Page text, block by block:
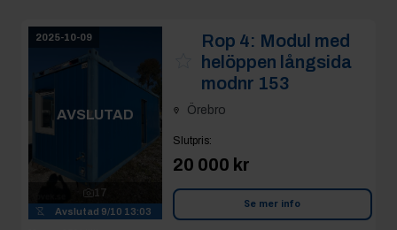
2025-10-09
AVSLUTAD
17
Avslutad 9/10 13:03
Rop 4: Modul med
helöppen långsida
modnr 153
Örebro
Slutpris:
20 000 kr
Se mer info